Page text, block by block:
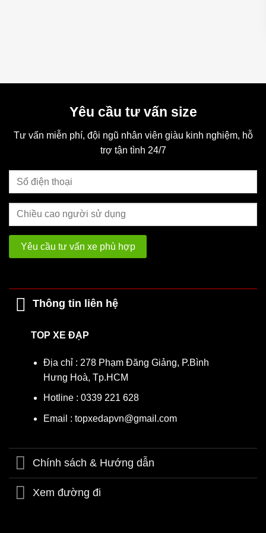
Tăng giảm chiều cao yên với khoá chốt bằng tay tiện lợi
✨ Từng Chi Tiết Đều Được Chăm Chuốt
Tay lái hình cánh cungchắc chắn, dễ điều khiển
Bánh phụ tập đito, chắc chắn, giúp bé tự tin hơn trong
những bước đạp đầu đời
Yêu cầu tư vấn size
Tư vấn miễn phí, đội ngũ nhân viên giàu kinh nghiệm, hỗ
trợ tận tình 24/7
Thông tin liên hệ
TOP XE ĐẠP
Địa chỉ : 278 Phạm Đăng Giảng, P.Bình
Hưng Hoà, Tp.HCM
Hotline : 0339 221 628
Email : topxedapvn@gmail.com
Chính sách & Hướng dẫn
Xem đường đi